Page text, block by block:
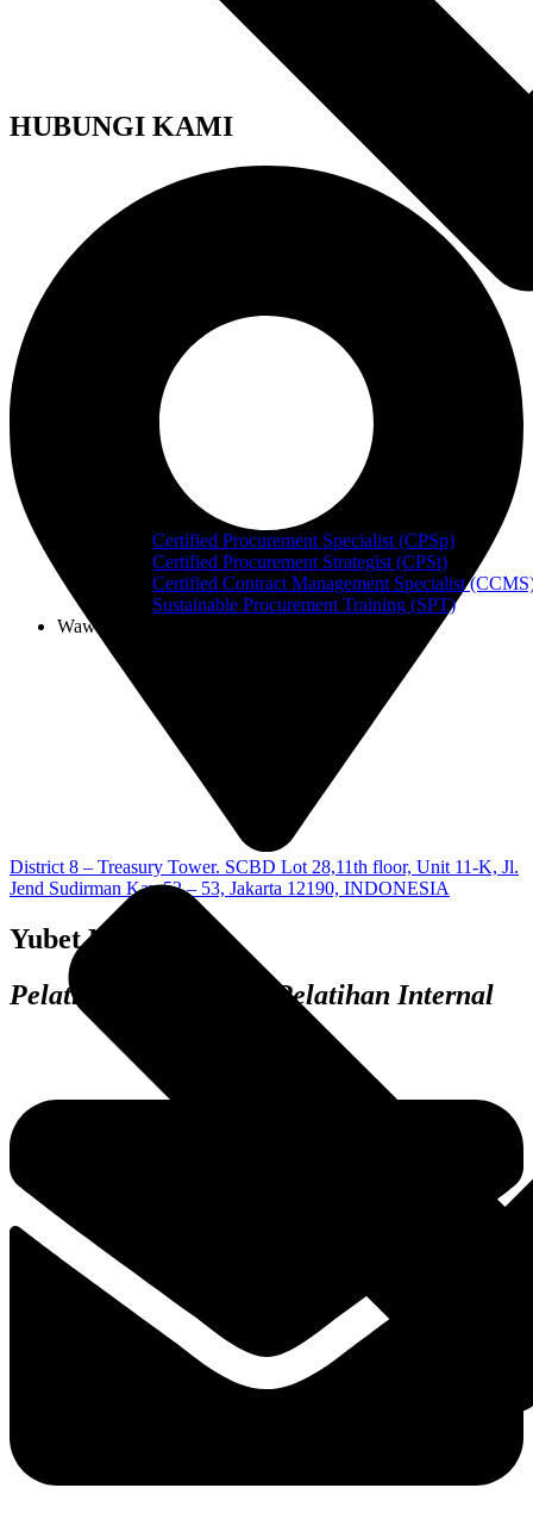
Certified Procurement Specialist (CPSp)
Certified Procurement Strategist (CPSt)
Certified Contract Management Specialist
Sustainable Procurement Training (SPT)
Wawasan
HUBUNGI KAMI
District 8 – Treasury Tower. SCBD Lot 28,11th floor, Unit 11-K, Jl.
Jend Sudirman Kav 52 – 53, Jakarta 12190, INDONESIA
Yubet Natsir
Pelatihan, Sertifikasi, Pelatihan Internal